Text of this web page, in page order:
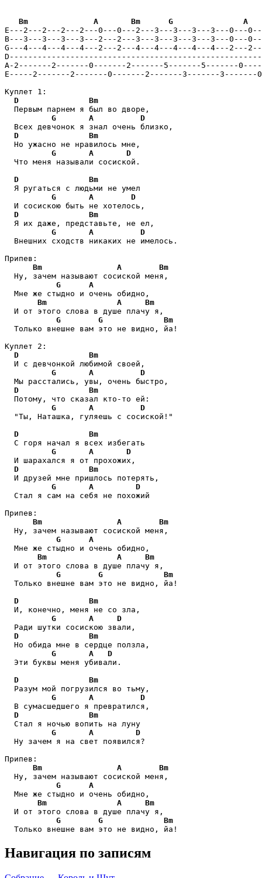
Bm A Bm G
A
E---2---2---2---2---0---0---2---3---3---3---3---0---
B---3---3---3---3---2---2---3---3---3---3---3---0---
G---4---4---4---4---2---2---4---4---4---4---4---2---
A-2-------2-------0-------2-------5-------5-------
E-----2-------2-------0-------2-------3-------
Куплет 1:
D
Bm
  Первым парнем я был во дворе,
G
A
D
  Всех девчонок я знал очень близко,
D
Bm
  Но ужасно не нравилось мне,
G
A
D
  Что меня называли сосиской.
D
Bm
  Я ругаться с людьми не умел
G
A
D
  И сосискою быть не хотелось,
D
Bm
  Я их даже, представьте, не ел,
G
A
D
  Внешних сходств никаких не имелось.
Припев:
Bm
A
Bm
  Ну, зачем называют сосиской меня,
G
A
  Мне же стыдно и очень обидно,
Bm
A
Bm
  И от этого слова в душе плачу я,
G
G
Bm
  Только внешне вам это не видно, йа!
Куплет 2:
D
Bm
  И с девчонкой любимой своей,
G
A
D
  Мы расстались, увы, очень быстро,
D
Bm
  Потому, что сказал кто-то ей:
G
A
D
  "Ты, Наташка, гуляешь с сосиской!"
D
Bm
  С горя начал я всех избегать
G
A
D
  И шарахался я от прохожих,
D
Bm
  И друзей мне пришлось потерять,
G
A
D
  Стал я сам на себя не похожий
Припев:
Bm
A
Bm
  Ну, зачем называют сосиской меня,
G
A
  Мне же стыдно и очень обидно,
Bm
A
Bm
  И от этого слова в душе плачу я,
G
G
Bm
  Только внешне вам это не видно, йа!
D
Bm
  И, конечно, меня не со зла,
G
A
D
  Ради шутки сосискою звали,
D
Bm
  Но обида мне в сердце ползла,
G
A
D
  Эти буквы меня убивали.
D
Bm
  Разум мой погрузился во тьму,
G
A
D
  В сумасшедшего я превратился,
D
Bm
  Стал я ночью вопить на луну
G
A
D
  Ну зачем я на свет появился?
Припев:
Bm
A
Bm
  Ну, зачем называют сосиской меня,
G
A
  Мне же стыдно и очень обидно,
Bm
A
Bm
  И от этого слова в душе плачу я,
G
G
Bm
  Только внешне вам это не видно, йа!
Навигация по записям